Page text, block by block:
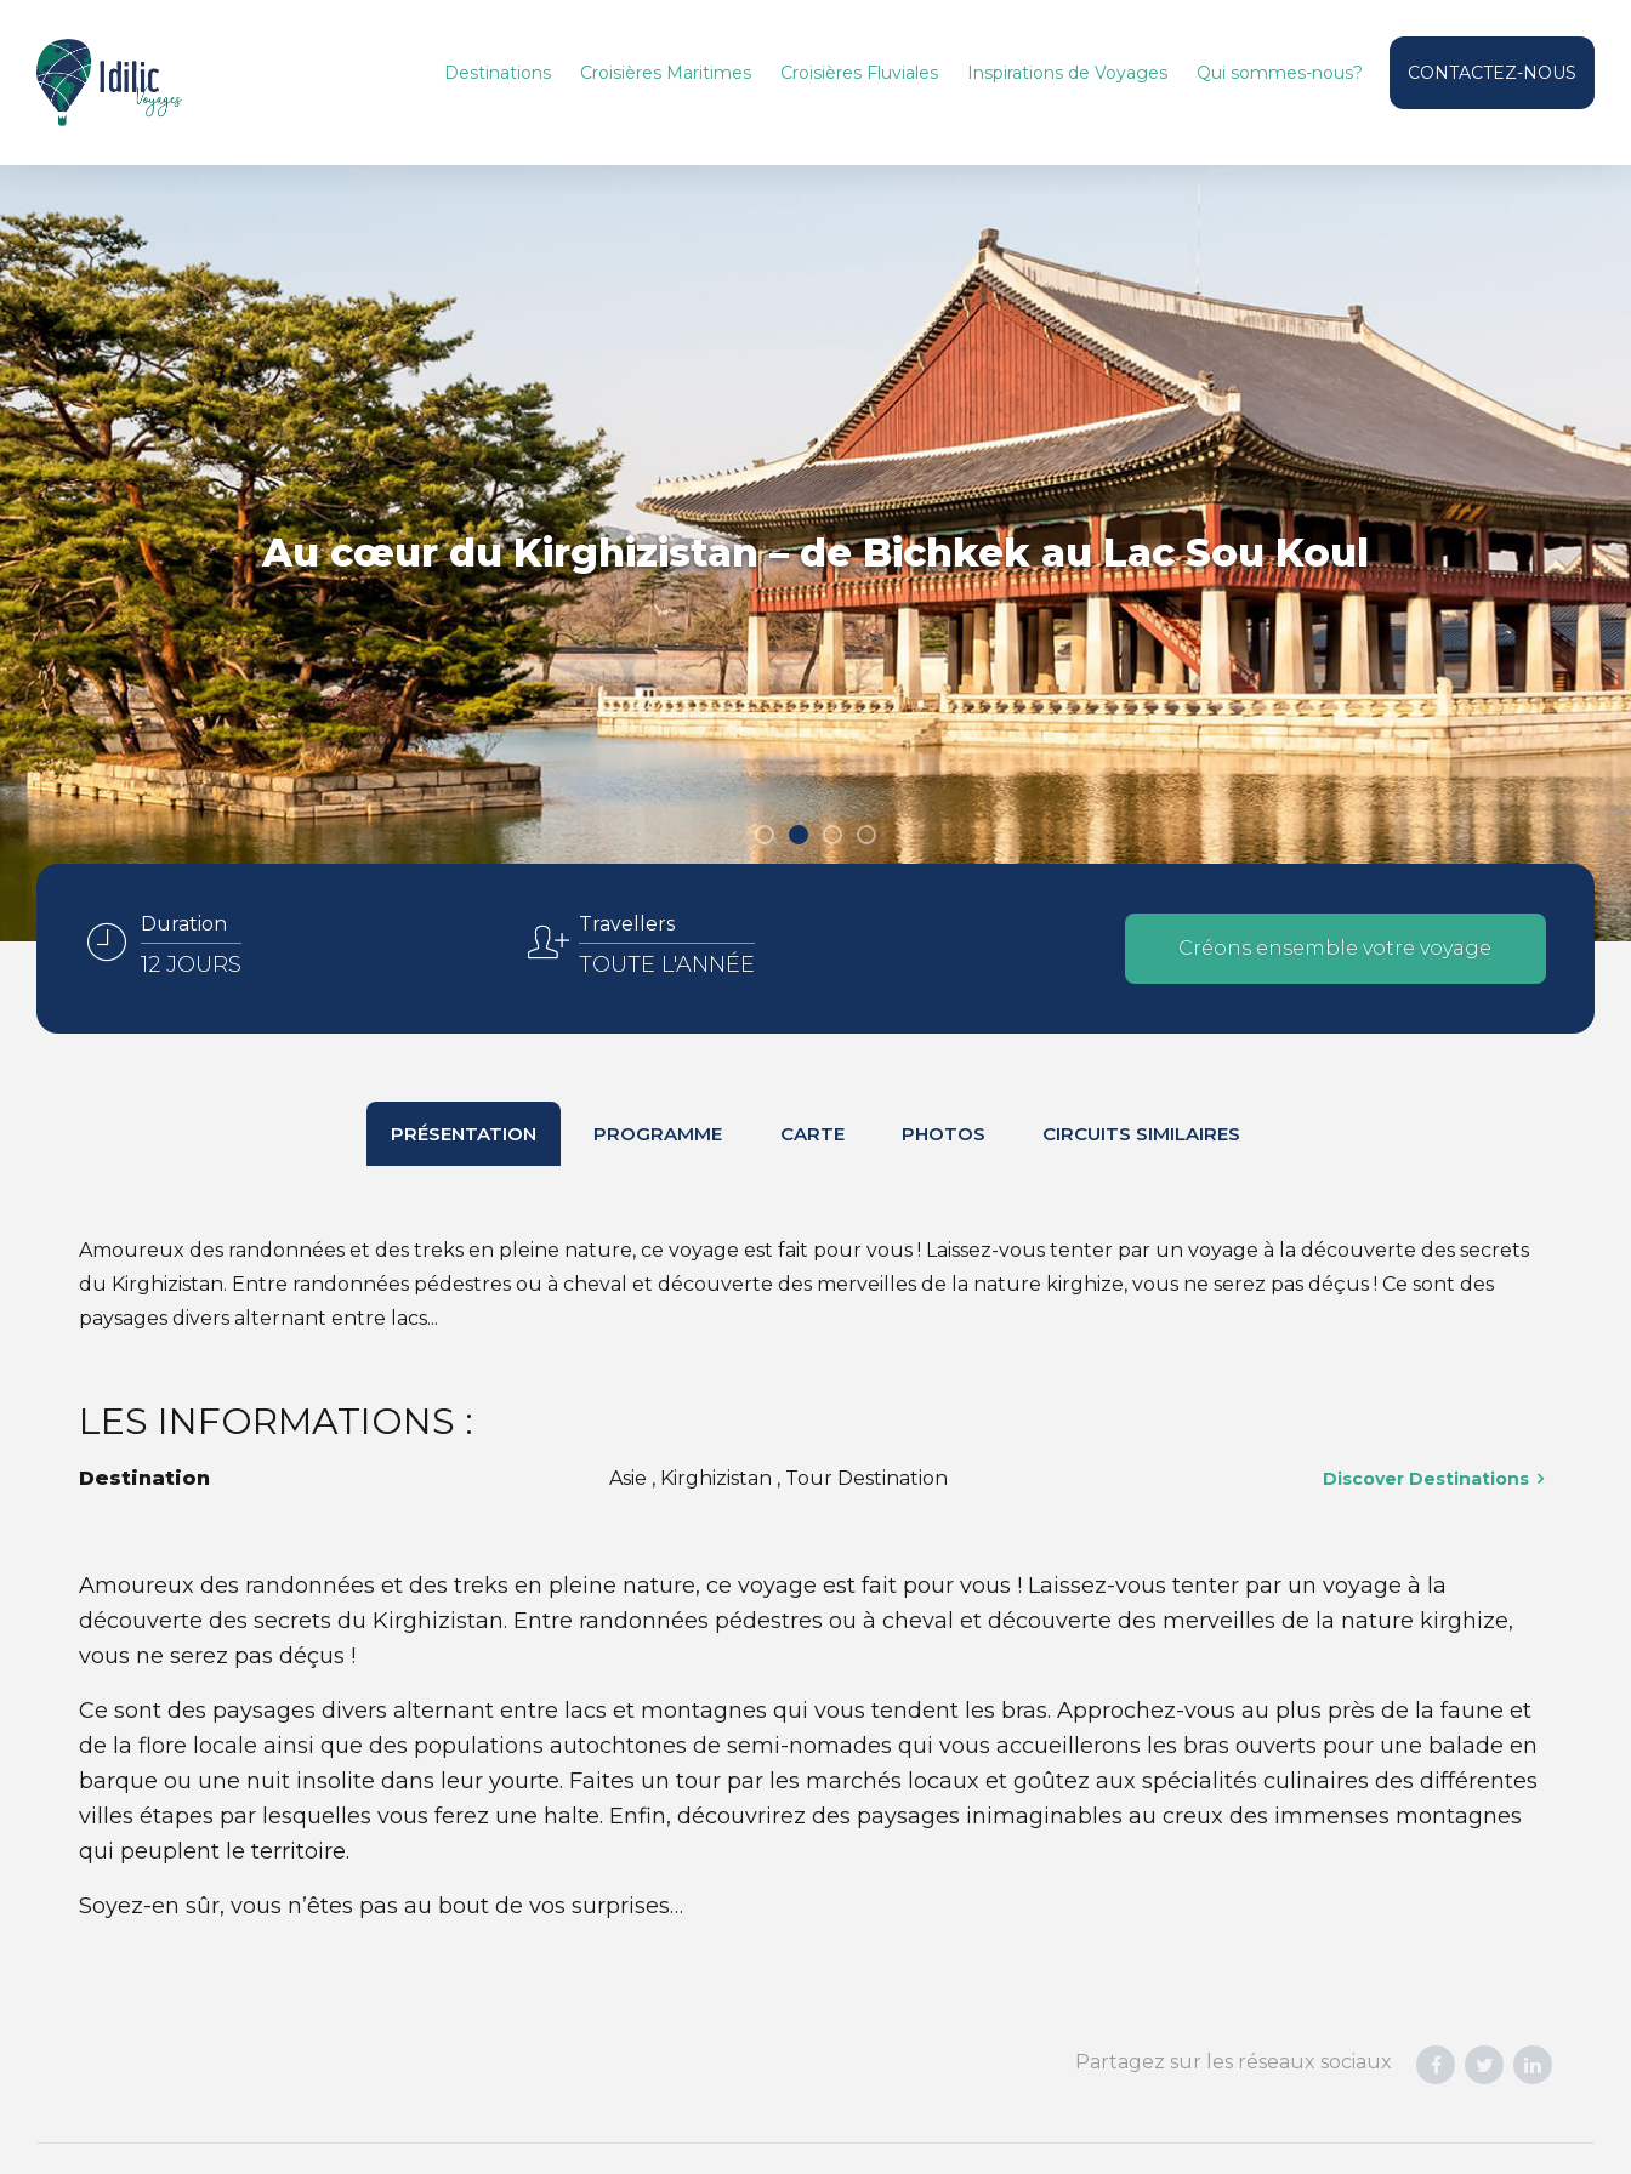
Destinations Croisières Maritimes Croisières Fluviales Inspirations de Voyages Qui sommes-nous? CONTACTEZ-NOUS
Au cœur du Kirghizistan – de Bichkek au Lac Sou Koul
Duration
12 JOURS
Travellers
TOUTE L'ANNÉE
Créons ensemble votre voyage
PRÉSENTATION PROGRAMME CARTE PHOTOS CIRCUITS SIMILAIRES
Amoureux des randonnées et des treks en pleine nature, ce voyage est fait pour vous ! Laissez-vous tenter par un voyage à la découverte des secrets
du Kirghizistan. Entre randonnées pédestres ou à cheval et découverte des merveilles de la nature kirghize, vous ne serez pas déçus ! Ce sont des
paysages divers alternant entre lacs...
LES INFORMATIONS :
Destination Asie , Kirghizistan , Tour Destination Discover Destinations
Amoureux des randonnées et des treks en pleine nature, ce voyage est fait pour vous ! Laissez-vous tenter par un voyage à la
découverte des secrets du Kirghizistan. Entre randonnées pédestres ou à cheval et découverte des merveilles de la nature kirghize,
vous ne serez pas déçus !
Ce sont des paysages divers alternant entre lacs et montagnes qui vous tendent les bras. Approchez-vous au plus près de la faune et
de la flore locale ainsi que des populations autochtones de semi-nomades qui vous accueillerons les bras ouverts pour une balade en
barque ou une nuit insolite dans leur yourte. Faites un tour par les marchés locaux et goûtez aux spécialités culinaires des différentes
villes étapes par lesquelles vous ferez une halte. Enfin, découvrirez des paysages inimaginables au creux des immenses montagnes
qui peuplent le territoire.
Soyez-en sûr, vous n’êtes pas au bout de vos surprises…
Partagez sur les réseaux sociaux